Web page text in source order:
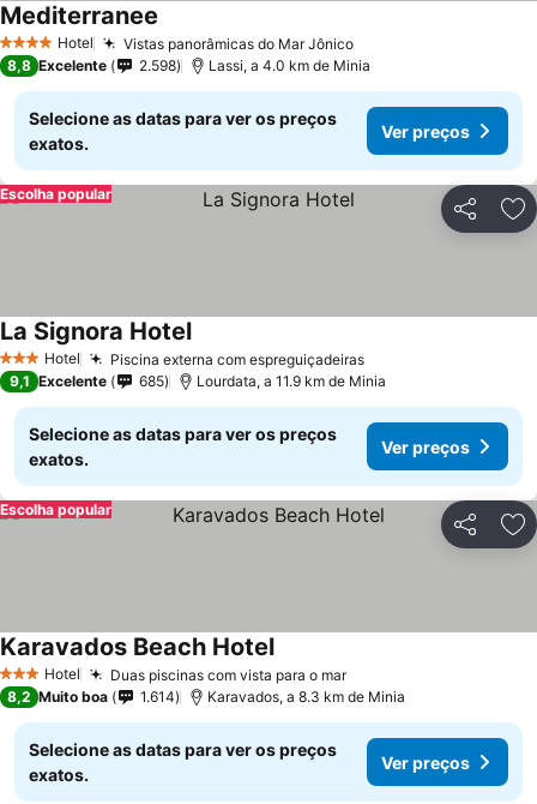
4 EstrelasHotel Vistas panorâmicas do Mar JônicoVer preços
Mediterranee
8,8 Excelente 2.598 Lassi, a 4.0 km de Minia
Selecione as datas para ver os preços
exatos.
Ver preços
Partilhar
Escolha popular
3 EstrelasHotel Piscina externa com espreguiçadeirasVer preços
La Signora HotelVer preços
9,1 Excelente 685 Lourdata, a 11.9 km de Minia
Selecione as datas para ver os preços
exatos.
Ver preços
Partilhar
Escolha popular
3 EstrelasHotel Duas piscinas com vista para o marVer preços
Karavados Beach HotelVer preços
8,2 Muito boa 1.614 Karavados, a 8.3 km de Minia
Selecione as datas para ver os preços
exatos.
Ver preços